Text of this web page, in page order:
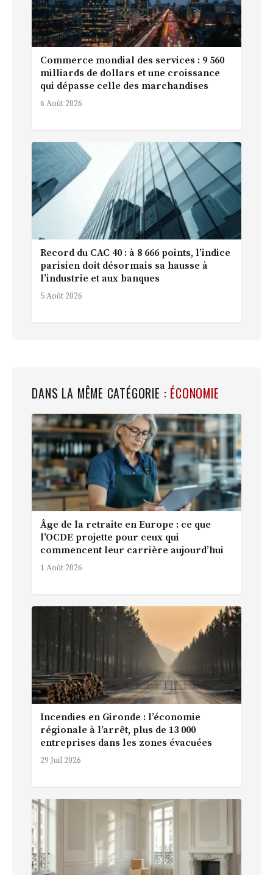
Commerce mondial des services : 9 560
milliards de dollars et une croissance
qui dépasse celle des marchandises
6 Août 2026
Record du CAC 40 : à 8 666 points, l’indice
parisien doit désormais sa hausse à
l’industrie et aux banques
5 Août 2026
DANS LA MÊME CATÉGORIE : ÉCONOMIE
Âge de la retraite en Europe : ce que
l’OCDE projette pour ceux qui
commencent leur carrière aujourd’hui
1 Août 2026
Incendies en Gironde : l’économie
régionale à l’arrêt, plus de 13 000
entreprises dans les zones évacuées
29 Juil 2026